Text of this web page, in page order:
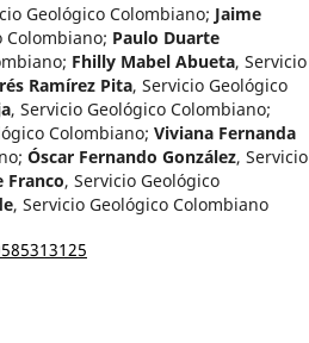
Geológico Colombiano; Jaime
Colombiano; Paulo Duarte
; Fhilly Mabel Abueta, Servicio
Ramírez Pita, Servicio Geológico
, Servicio Geológico Colombiano;
Colombiano; Viviana Fernanda
; Óscar Fernando González, Servicio
Franco, Servicio Geológico
, Servicio Geológico Colombiano